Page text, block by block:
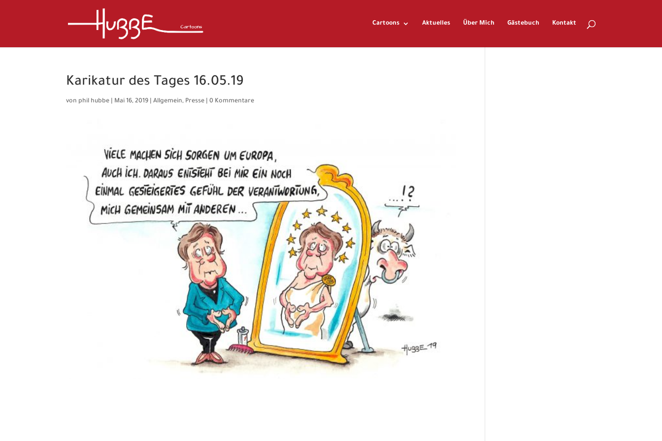
Cartoons Aktuelles Über Mich Gästebuch Kontakt
Karikatur des Tages 16.05.19
von phil hubbe Mai 16, 2019 |Allgemein, Presse |0 Kommentare